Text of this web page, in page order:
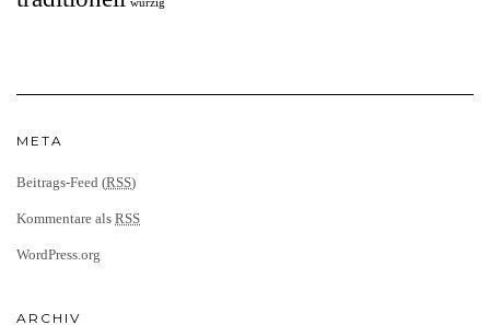
META
Beitrags-Feed (RSS)
Kommentare als RSS
WordPress.org
ARCHIV